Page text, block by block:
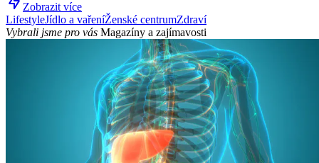
Zobrazit více
LifestyleJídlo a vařeníŽenské centrumZdraví
Vybrali jsme pro vás Magazíny a zajímavosti